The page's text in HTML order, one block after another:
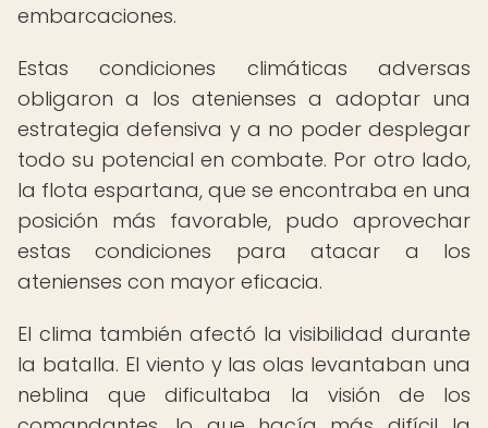
embarcaciones.
Estas condiciones climáticas adversas
obligaron a los atenienses a adoptar una
estrategia defensiva y a no poder desplegar
todo su potencial en combate. Por otro lado,
la flota espartana, que se encontraba en una
posición más favorable, pudo aprovechar
estas condiciones para atacar a los
atenienses con mayor eficacia.
El clima también afectó la visibilidad durante
la batalla. El viento y las olas levantaban una
neblina que dificultaba la visión de los